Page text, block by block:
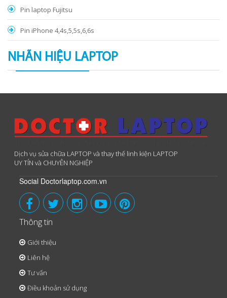
Pin laptop Fujitsu
Pin iPhone 4,4s,5,5s,6,6s
NHÃN HIỆU LAPTOP
Dịch vụ sửa chữa LAPTOP và thay thế linh kiện LAPTOP
UY TÍN và CHUYÊN NGHIỆP
Social Doctorlaptop.com.vn
Thông tin
Giới thiệu
Liên hệ
Tư vấn
Điều khoản sử dụng